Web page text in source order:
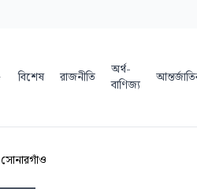
বিশেষ রাজনীতি
অর্থ-
বাণিজ্য
সোনারগাঁও